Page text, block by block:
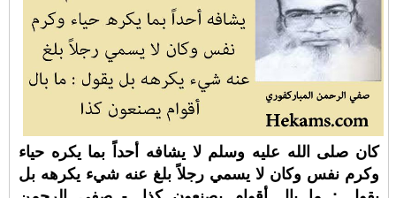
كان صلى الله عليه وسلم لا يشافه أحداً بما يكره حياء
وكرم نفس وكان لا يسمي رجلاً بلغ عنه شيء يكرهه بل